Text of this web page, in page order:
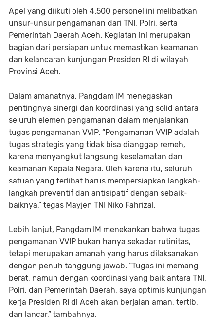
Apel yang diikuti oleh 4.500 personel ini melibatkan
unsur-unsur pengamanan dari TNI, Polri, serta
Pemerintah Daerah Aceh. Kegiatan ini merupakan
bagian dari persiapan untuk memastikan keamanan
dan kelancaran kunjungan Presiden RI di wilayah
Provinsi Aceh.
Dalam amanatnya, Pangdam IM menegaskan
pentingnya sinergi dan koordinasi yang solid antara
seluruh elemen pengamanan dalam menjalankan
tugas pengamanan VVIP. “Pengamanan VVIP adalah
tugas strategis yang tidak bisa dianggap remeh,
karena menyangkut langsung keselamatan dan
keamanan Kepala Negara. Oleh karena itu, seluruh
satuan yang terlibat harus mempersiapkan langkah-
langkah preventif dan antisipatif dengan sebaik-
baiknya,” tegas Mayjen TNI Niko Fahrizal.
Lebih lanjut, Pangdam IM menekankan bahwa tugas
pengamanan VVIP bukan hanya sekadar rutinitas,
tetapi merupakan amanah yang harus dilaksanakan
dengan penuh tanggung jawab. “Tugas ini memang
berat, namun dengan koordinasi yang baik antara TNI,
Polri, dan Pemerintah Daerah, saya optimis kunjungan
kerja Presiden RI di Aceh akan berjalan aman, tertib,
dan lancar,” tambahnya.